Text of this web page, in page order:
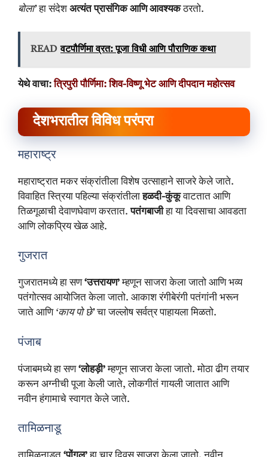
बोला’हा संदेशअत्यंत प्रासंगिक आणि आवश्यकठरतो.
READ वटपौर्णिमा व्रत: पूजा विधी आणि पौराणिक कथा
येथे वाचा:त्रिपुरी पौर्णिमा: शिव-विष्णू भेट आणि दीपदान महोत्सव
देशभरातील विविध परंपरा
महाराष्ट्र
महाराष्ट्रात मकर संक्रांतीला विशेष उत्साहाने साजरे केले जाते.
विवाहित स्त्रिया पहिल्या संक्रांतीलाहळदी-कुंकूवाटतात आणि
तिळगूळाची देवाणघेवाण करतात.पतंगबाजीहा या दिवसाचा आवडता
आणि लोकप्रिय खेळ आहे.
गुजरात
गुजरातमध्ये हा सण‘उत्तरायण’म्हणून साजरा केला जातो आणि भव्य
पतंगोत्सव आयोजित केला जातो. आकाश रंगीबेरंगी पतंगांनी भरून
जाते आणि ‘काय पो छे’चा जल्लोष सर्वत्र पाहायला मिळतो.
पंजाब
पंजाबमध्ये हा सण‘लोहड़ी’म्हणून साजरा केला जातो. मोठा ढीग तयार
करून अग्नीची पूजा केली जाते, लोकगीतं गायली जातात आणि
नवीन हंगामाचे स्वागत केले जाते.
तामिळनाडू